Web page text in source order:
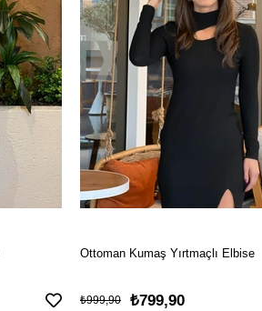
Ottoman Kumaş Yırtmaçlı Elbise
₺799,90
₺999,90